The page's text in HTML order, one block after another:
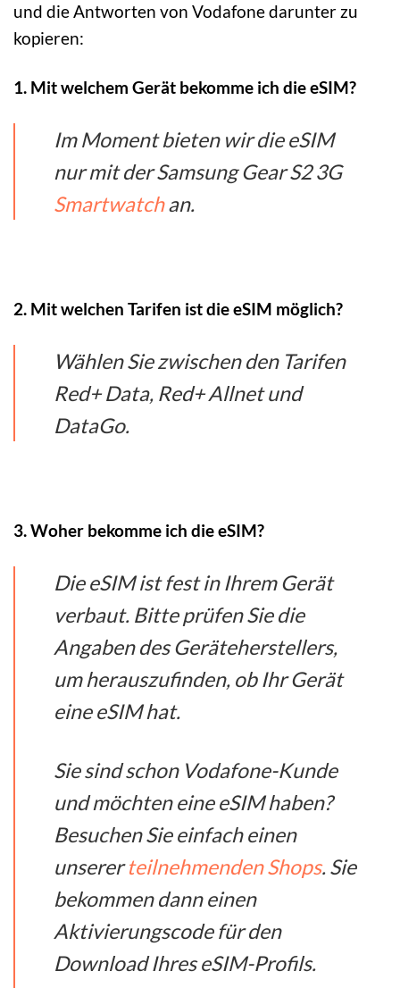
und die Antworten von Vodafone darunter zu
kopieren:
1. Mit welchem Gerät bekomme ich die eSIM?
Im Moment bieten wir die eSIM
nur mit der Samsung Gear S2 3G
Smartwatchan.
2. Mit welchen Tarifen ist die eSIM möglich?
Wählen Sie zwischen den Tarifen
Red+ Data, Red+ Allnet und
DataGo.
3. Woher bekomme ich die eSIM?
Die eSIM ist fest in Ihrem Gerät
verbaut. Bitte prüfen Sie die
Angaben des Geräteherstellers,
um herauszufinden, ob Ihr Gerät
eine eSIM hat.
Sie sind schon Vodafone-Kunde
und möchten eine eSIM haben?
Besuchen Sie einfach einen
unsererteilnehmenden Shops. Sie
bekommen dann einen
Aktivierungscode für den
Download Ihres eSIM-Profils.